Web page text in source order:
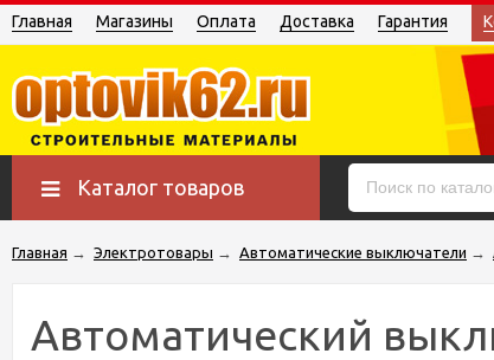
Главная Магазины Оплата Доставка Гарантия
Каталог товаров
Главная → Электротовары → Автоматические выключатели →
Автоматический